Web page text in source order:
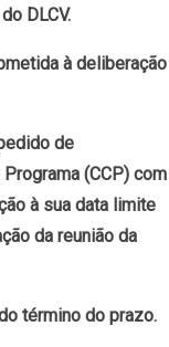
DLCV.
à deliberação
de
(CCP) com
à sua data limite
da reunião da
término do prazo.